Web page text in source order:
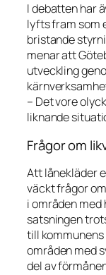
I debatten har
lyfts fram som
bristande
menar att
utveckling
– Det vore
liknande
Frågor om
Att lånekläder
väckt frågor
i områden
satsningen
till
områden med
del av